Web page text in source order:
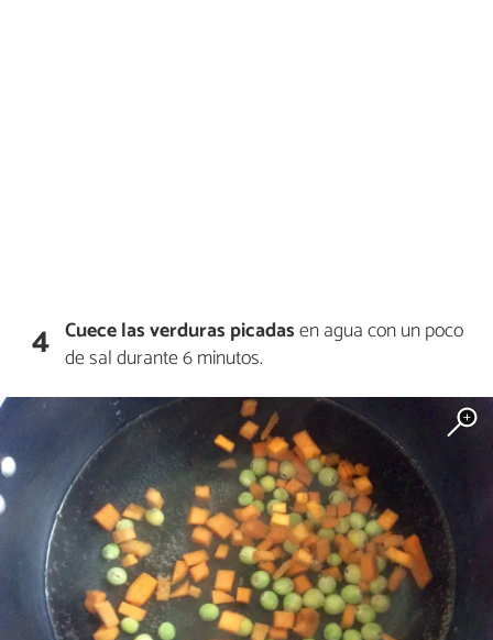
4 Cuece las verduras picadasen agua con un poco
de sal durante 6 minutos.